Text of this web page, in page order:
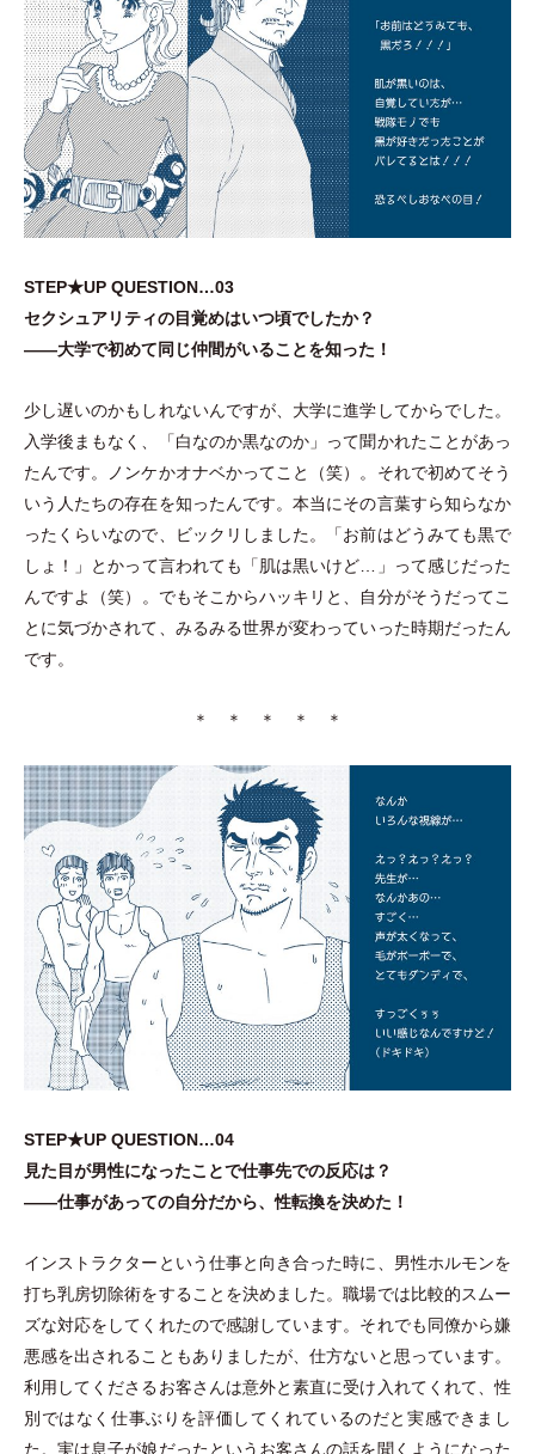
STEP★UP QUESTION…03
セクシュアリティの目覚めはいつ頃でしたか？
——大学で初めて同じ仲間がいることを知った！
少し遅いのかもしれないんですが、大学に進学してからでした。
入学後まもなく、
「白なのか黒なのか 」
って聞かれたことがあっ
たんです。ノンケかオナベかってこと
（笑） 。それで初めてそう
いう人たちの存在を知ったんです。本当にその言葉すら知らなか
ったくらいなので、ビックリしました。
「お前はどうみても黒で
しょ！
」 とかって言われても 「肌は黒いけど… 」
って感じだった
んですよ
（笑）
。でもそこからハッキリと、自分がそうだってこ
とに気づかされて、みるみる世界が変わっていった時期だったん
です。
＊ ＊ ＊ ＊ ＊
STEP★UP QUESTION…04
見た目が男性になったことで仕事先での反応は？
——仕事があっての自分だから、性転換を決めた！
インストラクターという仕事と向き合った時に、男性ホルモンを
打ち乳房切除術をすることを決めました。職場では比較的スムー
ズな対応をしてくれたので感謝しています。それでも同僚から嫌
悪感を出されることもありましたが、仕方ないと思っています。
利用してくださるお客さんは意外と素直に受け入れてくれて、性
別ではなく仕事ぶりを評価してくれているのだと実感できまし
た。実は息子が娘だったというお客さんの話を聞くようになった